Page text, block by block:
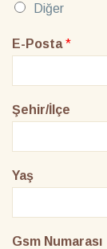
Diğer
E-Posta*
Şehir/İlçe
Yaş
Gsm Numarası